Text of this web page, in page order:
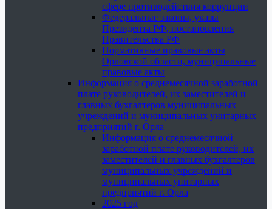
сфере противодействия коррупции
Федеральные законы, указы
Президента РФ, постановления
Правительства РФ
Нормативные правовые акты
Орловской области, муниципальные
правовые акты
Информация о среднемесячной заработной
плате руководителей, их заместителей и
главных бухгалтеров муниципальных
учреждений и муниципальных унитарных
предприятий г. Орла
Информация о среднемесячной
заработной плате руководителей, их
заместителей и главных бухгалтеров
муниципальных учреждений и
муниципальных унитарных
предприятий г. Орла
2025 год